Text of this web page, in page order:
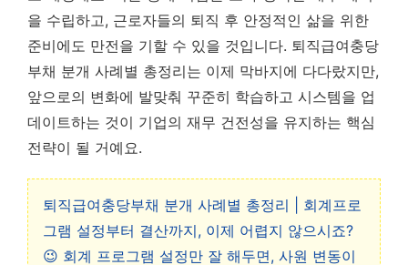
을 수립하고, 근로자들의 퇴직 후 안정적인 삶을 위한
준비에도 만전을 기할 수 있을 것입니다. 퇴직급여충당
부채 분개 사례별 총정리는 이제 막바지에 다다랐지만,
앞으로의 변화에 발맞춰 꾸준히 학습하고 시스템을 업
데이트하는 것이 기업의 재무 건전성을 유지하는 핵심
전략이 될 거예요.
퇴직급여충당부채 분개 사례별 총정리 | 회계프로
그램 설정부터 결산까지, 이제 어렵지 않으시죠?
😉 회계 프로그램 설정만 잘 해두면, 사원 변동이